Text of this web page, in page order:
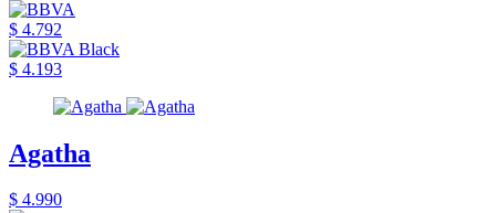
$ 4.792
$ 4.193
Agatha
$ 4.990